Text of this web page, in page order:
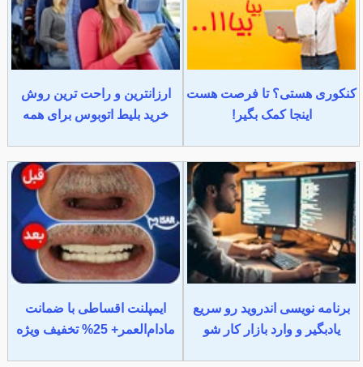
کنکوری هستی؟ تا فرصت هست
اینجا کمک بگیر!
ارزانترین و راحت ترین روش
خرید بلیط اتوبوس برای همه
برنامه نویسی اندروید رو سریع
یادبگیر و وارد بازار کار شو
ایمپلنت اقساطی با ضمانت
مادام‌العمر+ 25% تخفیف ویژه